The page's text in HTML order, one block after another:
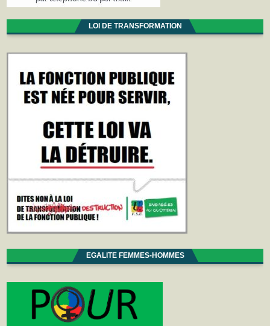
LOI DE TRANSFORMATION
EGALITE FEMMES-HOMMES